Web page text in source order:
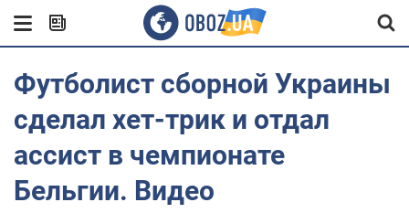
Футболист сборной Украины
сделал хет-трик и отдал
ассист в чемпионате
Бельгии. Видео